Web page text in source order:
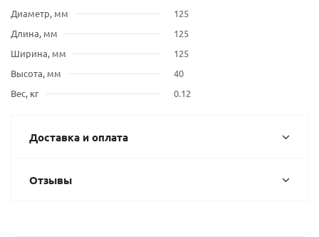
Диаметр, мм
125
Длина, мм
125
Ширина, мм
125
Высота, мм
40
Вес, кг
0.12
Доставка и оплата
Отзывы